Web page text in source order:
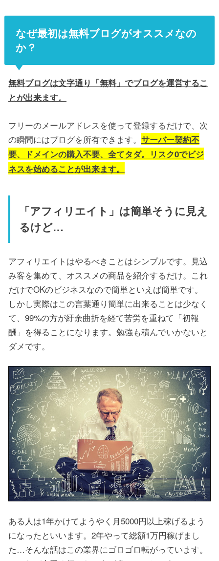
なぜ最初は無料ブログがオススメなの
か？
無料ブログは文字通り「無料」でブログを運営するこ
とが出来ます。
フリーのメールアドレスを使って登録するだけで、次
の瞬間にはブログを所有できます。 サーバー契約不
要、ドメインの購入不要、全てタダ。リスク0でビジ
ネスを始めることが出来ます。
「アフィリエイト」は簡単そうに見え
るけど…
アフィリエイトはやるべきことはシンプルです。見込
み客を集めて、オススメの商品を紹介するだけ。これ
だけでOKのビジネスなので簡単といえば簡単です。
しかし実際はこの言葉通り簡単に出来ることは少なく
て、99%の方が紆余曲折を経て苦労を重ねて「初報
酬」を得ることになります。勉強も積んでいかないと
ダメです。
ある人は1年かけてようやく月5000円以上稼げるよう
になったといいます。2年やって総額1万円稼げまし
た…そんな話はこの業界にゴロゴロ転がっています。